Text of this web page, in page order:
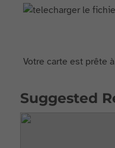
Votre carte est prête
Suggested